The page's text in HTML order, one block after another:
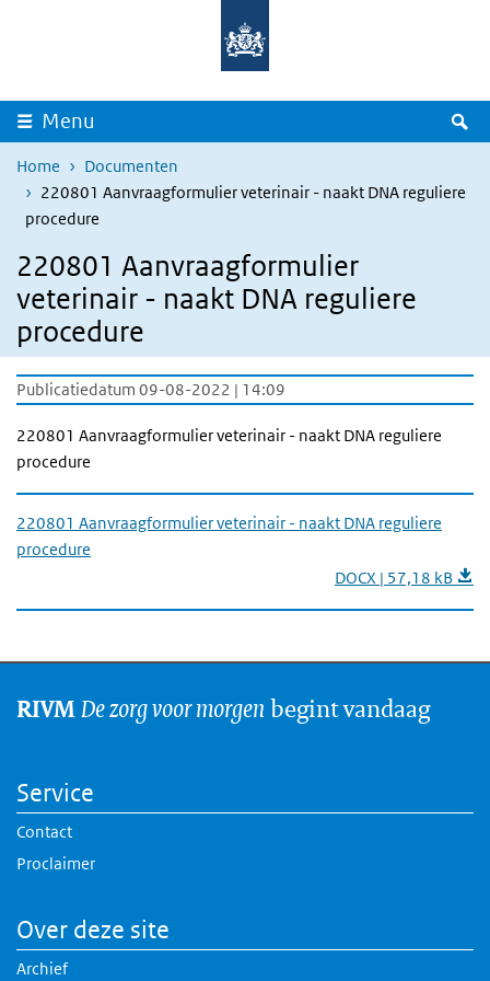
Overslaan en naar de inhoud gaan
Menu
Home
Documenten
220801 Aanvraagformulier veterinair - naakt DNA reguliere
procedure
220801 Aanvraagformulier
veterinair - naakt DNA reguliere
procedure
Publicatiedatum 09-08-2022 | 14:09
220801 Aanvraagformulier veterinair - naakt DNA reguliere
procedure
220801 Aanvraagformulier veterinair - naakt DNA reguliere
procedure
DOCX | 57,18 kB
RIVMDe zorg voor morgen begint vandaag
Service
Contact
Proclaimer
Over deze site
Archief